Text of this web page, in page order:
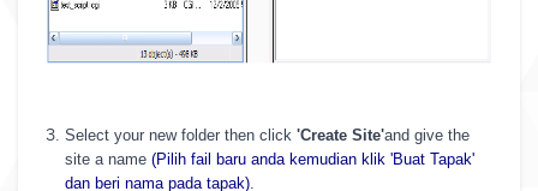
Select your new folder then click 'Create Site'and give the
site a name (Pilih fail baru anda kemudian klik 'Buat Tapak'
dan beri nama pada tapak).